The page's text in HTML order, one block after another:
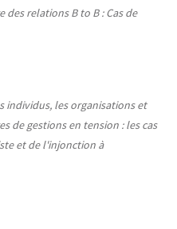
relations B to B : Cas de
individus, les organisations et
de gestions en tension : les cas
et de l'injonction à